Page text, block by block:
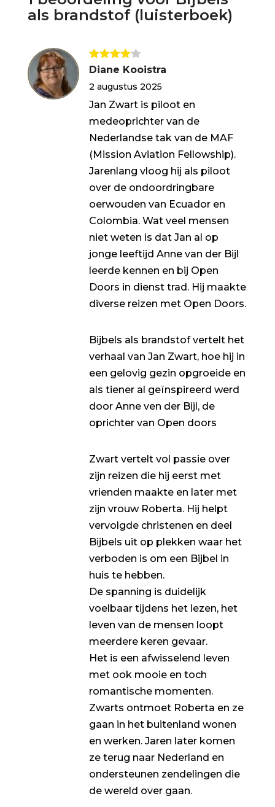
als brandstof (luisterboek)
Gewaarde
5
Diane Kooistra
2 augustus 2025
Jan Zwart is piloot en
medeoprichter van de
Nederlandse tak van de MAF
(Mission Aviation Fellowship).
Jarenlang vloog hij als piloot
over de ondoordringbare
oerwouden van Ecuador en
Colombia. Wat veel mensen
niet weten is dat Jan al op
jonge leeftijd Anne van der Bijl
leerde kennen en bij Open
Doors in dienst trad. Hij maakte
diverse reizen met Open Doors.
Bijbels als brandstof vertelt het
verhaal van Jan Zwart, hoe hij in
een gelovig gezin opgroeide en
als tiener al geïnspireerd werd
door Anne ven der Bijl, de
oprichter van Open doors
Zwart vertelt vol passie over
zijn reizen die hij eerst met
vrienden maakte en later met
zijn vrouw Roberta. Hij helpt
vervolgde christenen en deel
Bijbels uit op plekken waar het
verboden is om een Bijbel in
huis te hebben.
De spanning is duidelijk
voelbaar tijdens het lezen, het
leven van de mensen loopt
meerdere keren gevaar.
Het is een afwisselend leven
met ook mooie en toch
romantische momenten.
Zwarts ontmoet Roberta en ze
gaan in het buitenland wonen
en werken. Jaren later komen
ze terug naar Nederland en
ondersteunen zendelingen die
de wereld over gaan.